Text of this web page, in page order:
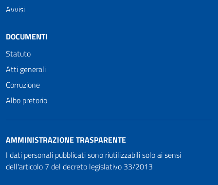
Avvisi
DOCUMENTI
Statuto
Atti generali
Corruzione
Albo pretorio
AMMINISTRAZIONE TRASPARENTE
I dati personali pubblicati sono riutilizzabili solo ai sensi
dell'articolo 7 del decreto legislativo 33/2013